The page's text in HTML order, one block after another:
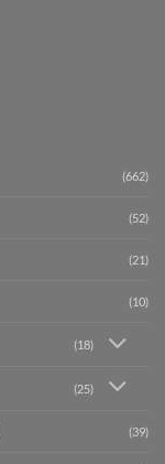
(662)
(52)
(21)
(10)
(18)
(25)
(39)